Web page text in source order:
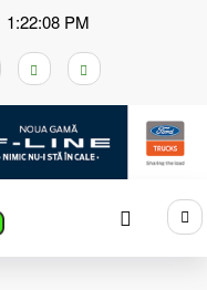
1:22:09 PM